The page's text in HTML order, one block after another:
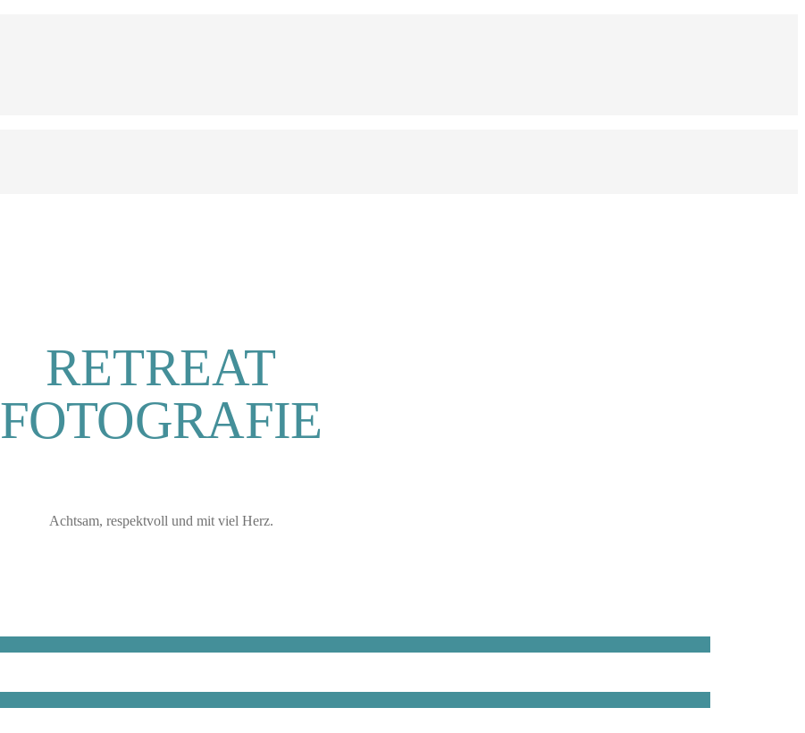
RETREAT
FOTOGRAFIE
Achtsam, respektvoll und mit viel Herz.